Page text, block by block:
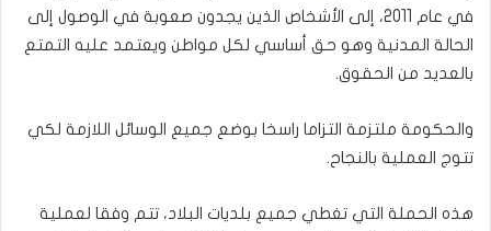
في عام 2011، إلى الأشخاص الذين يجدون صعوبة في الوصول إلى
الحالة المدنية وهو حق أساسي لكل مواطن ويعتمد عليه التمتع
بالعديد من الحقوق.
والحكومة ملتزمة التزاما راسخا بوضع جميع الوسائل اللازمة لكي
تتوج العملية بالنجاح.
هذه الحملة التي تغطي جميع بلديات البلاد، تتم وفقا لعملية